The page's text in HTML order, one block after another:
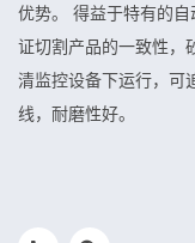
优势。 得益于特有的
证切割产品的一致性，
清监控设备下运行，可
线，耐磨性好。